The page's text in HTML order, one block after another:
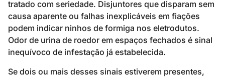
tratado com seriedade. Disjuntores que disparam sem
causa aparente ou falhas inexplicáveis em fiações
podem indicar ninhos de formiga nos eletrodutos.
Odor de urina de roedor em espaços fechados é sinal
inequívoco de infestação já estabelecida.
Se dois ou mais desses sinais estiverem presentes,